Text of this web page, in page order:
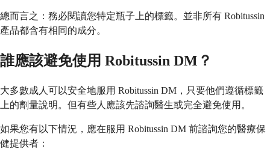
總而言之：務必閱讀您特定瓶子上的標籤。並非所有 Robitussin
產品都含有相同的成分。
誰應該避免使用 Robitussin DM？
大多數成人可以安全地服用 Robitussin DM，只要他們遵循標籤
上的劑量說明。但有些人應該先諮詢醫生或完全避免使用。
如果您有以下情況，應在服用 Robitussin DM 前諮詢您的醫療保
健提供者：